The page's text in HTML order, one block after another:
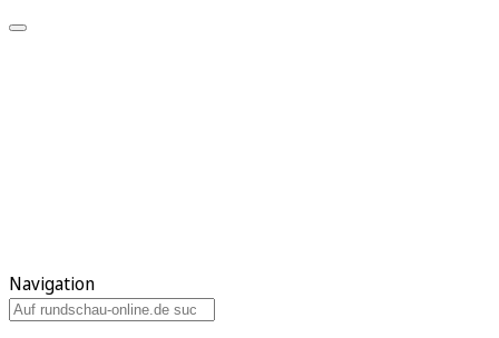
Navigation